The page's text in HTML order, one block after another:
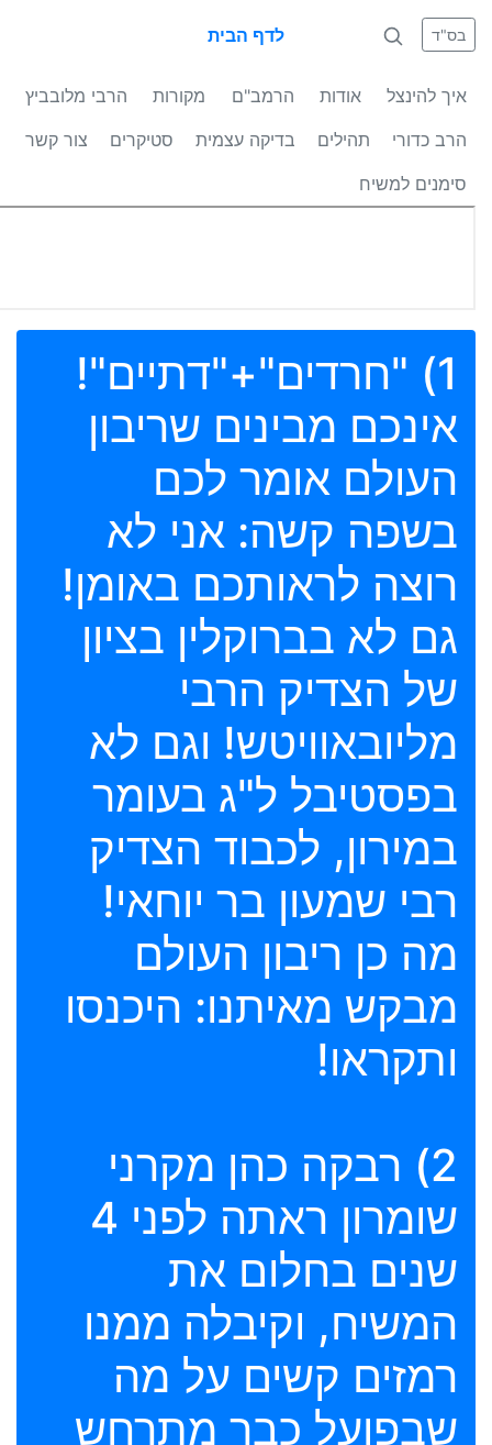
לדף הבית בס"ד
איך להינצל אודות הרמב"ם מקורות
הרבי מלובביץ
הרב כדורי
תהילים בדיקה עצמית סטיקרים
צור קשר
סימנים למשיח
1) "חרדים"+"דתיים"!
אינכם מבינים שריבון
העולם אומר לכם
בשפה קשה: אני לא
רוצה לראותכם באומן!
גם לא בברוקלין בציון
של הצדיק הרבי
מליובאוויטש! וגם לא
בפסטיבל ל"ג בעומר
במירון, לכבוד הצדיק
רבי שמעון בר יוחאי!
מה כן ריבון העולם
מבקש מאיתנו: היכנסו
ותקראו!
2) רבקה כהן מקרני
שומרון ראתה לפני 4
שנים בחלום את
המשיח, וקיבלה ממנו
רמזים קשים על מה
שבפועל כבר מתרחש